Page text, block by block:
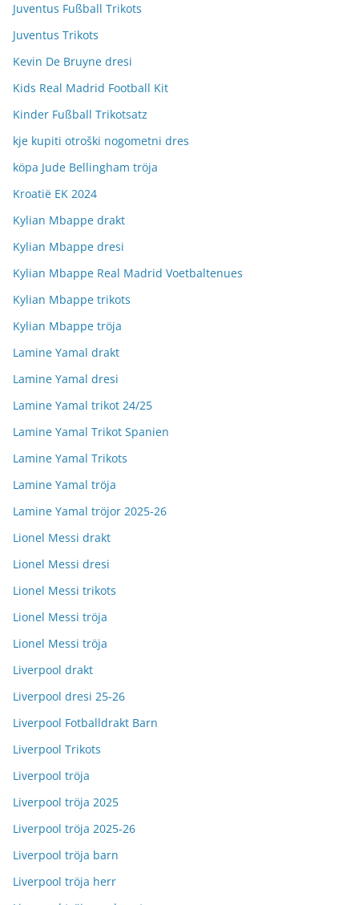
Juventus Fußball Trikots
Juventus Trikots
Kevin De Bruyne dresi
Kids Real Madrid Football Kit
Kinder Fußball Trikotsatz
kje kupiti otroški nogometni dres
köpa Jude Bellingham tröja
Kroatië EK 2024
Kylian Mbappe drakt
Kylian Mbappe dresi
Kylian Mbappe Real Madrid Voetbaltenues
Kylian Mbappe trikots
Kylian Mbappe tröja
Lamine Yamal drakt
Lamine Yamal dresi
Lamine Yamal trikot 24/25
Lamine Yamal Trikot Spanien
Lamine Yamal Trikots
Lamine Yamal tröja
Lamine Yamal tröjor 2025-26
Lionel Messi drakt
Lionel Messi dresi
Lionel Messi trikots
Lionel Messi tröja
Lionel Messi tröja
Liverpool drakt
Liverpool dresi 25-26
Liverpool Fotballdrakt Barn
Liverpool Trikots
Liverpool tröja
Liverpool tröja 2025
Liverpool tröja 2025-26
Liverpool tröja barn
Liverpool tröja herr